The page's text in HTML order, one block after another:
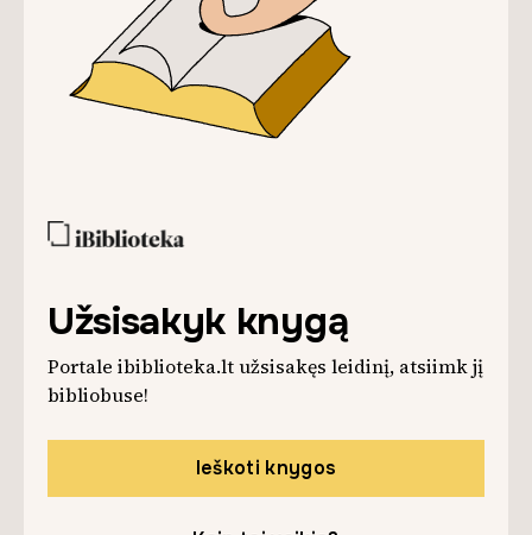
Užsisakyk knygą
Portale ibiblioteka.lt užsisakęs leidinį, atsiimk jį
bibliobuse!
Ieškoti knygos